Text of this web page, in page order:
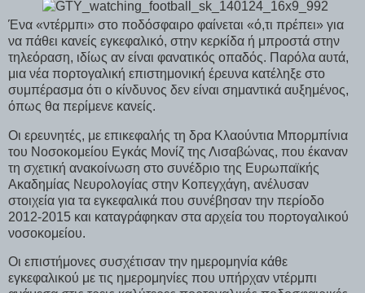
Ένα «ντέρμπι» στο ποδόσφαιρο φαίνεται «ό,τι πρέπει» για
να πάθει κανείς εγκεφαλικό, στην κερκίδα ή μπροστά στην
τηλεόραση, ιδίως αν είναι φανατικός οπαδός. Παρόλα αυτά,
μια νέα πορτογαλική επιστημονική έρευνα κατέληξε στο
συμπέρασμα ότι ο κίνδυνος δεν είναι σημαντικά αυξημένος,
όπως θα περίμενε κανείς.
Οι ερευνητές, με επικεφαλής τη δρα Κλαούντια Μπορμπίνια
του Νοσοκομείου Εγκάς Μονίζ της Λισαβώνας, που έκαναν
τη σχετική ανακοίνωση στο συνέδριο της Ευρωπαϊκής
Ακαδημίας Νευρολογίας στην Κοπεγχάγη, ανέλυσαν
στοιχεία για τα εγκεφαλικά που συνέβησαν την περίοδο
2012-2015 και καταγράφηκαν στα αρχεία του πορτογαλικού
νοσοκομείου.
Οι επιστήμονες συσχέτισαν την ημερομηνία κάθε
εγκεφαλικού με τις ημερομηνίες που υπήρχαν ντέρμπι